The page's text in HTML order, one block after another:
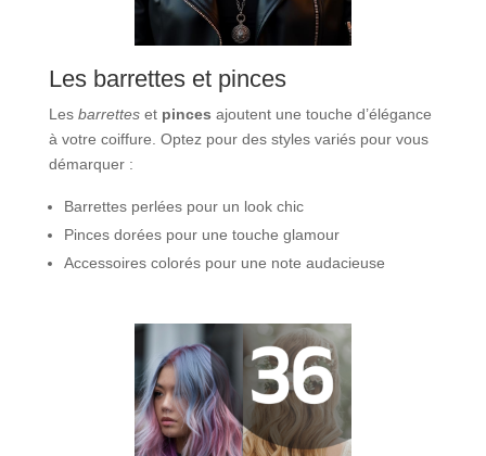
Les barrettes et pinces
Les barretteset pinces ajoutent une touche d’élégance
à votre coiffure. Optez pour des styles variés pour vous
démarquer :
Barrettes perlées pour un look chic
Pinces dorées pour une touche glamour
Accessoires colorés pour une note audacieuse